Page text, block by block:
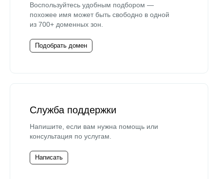
Воспользуйтесь удобным подбором —
похожее имя может быть свободно в одной
из 700+ доменных зон.
Подобрать домен
Служба поддержки
Напишите, если вам нужна помощь или
консультация по услугам.
Написать